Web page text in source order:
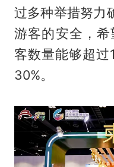
过多种举措努力
游客的安全，
客数量能够超
30%。